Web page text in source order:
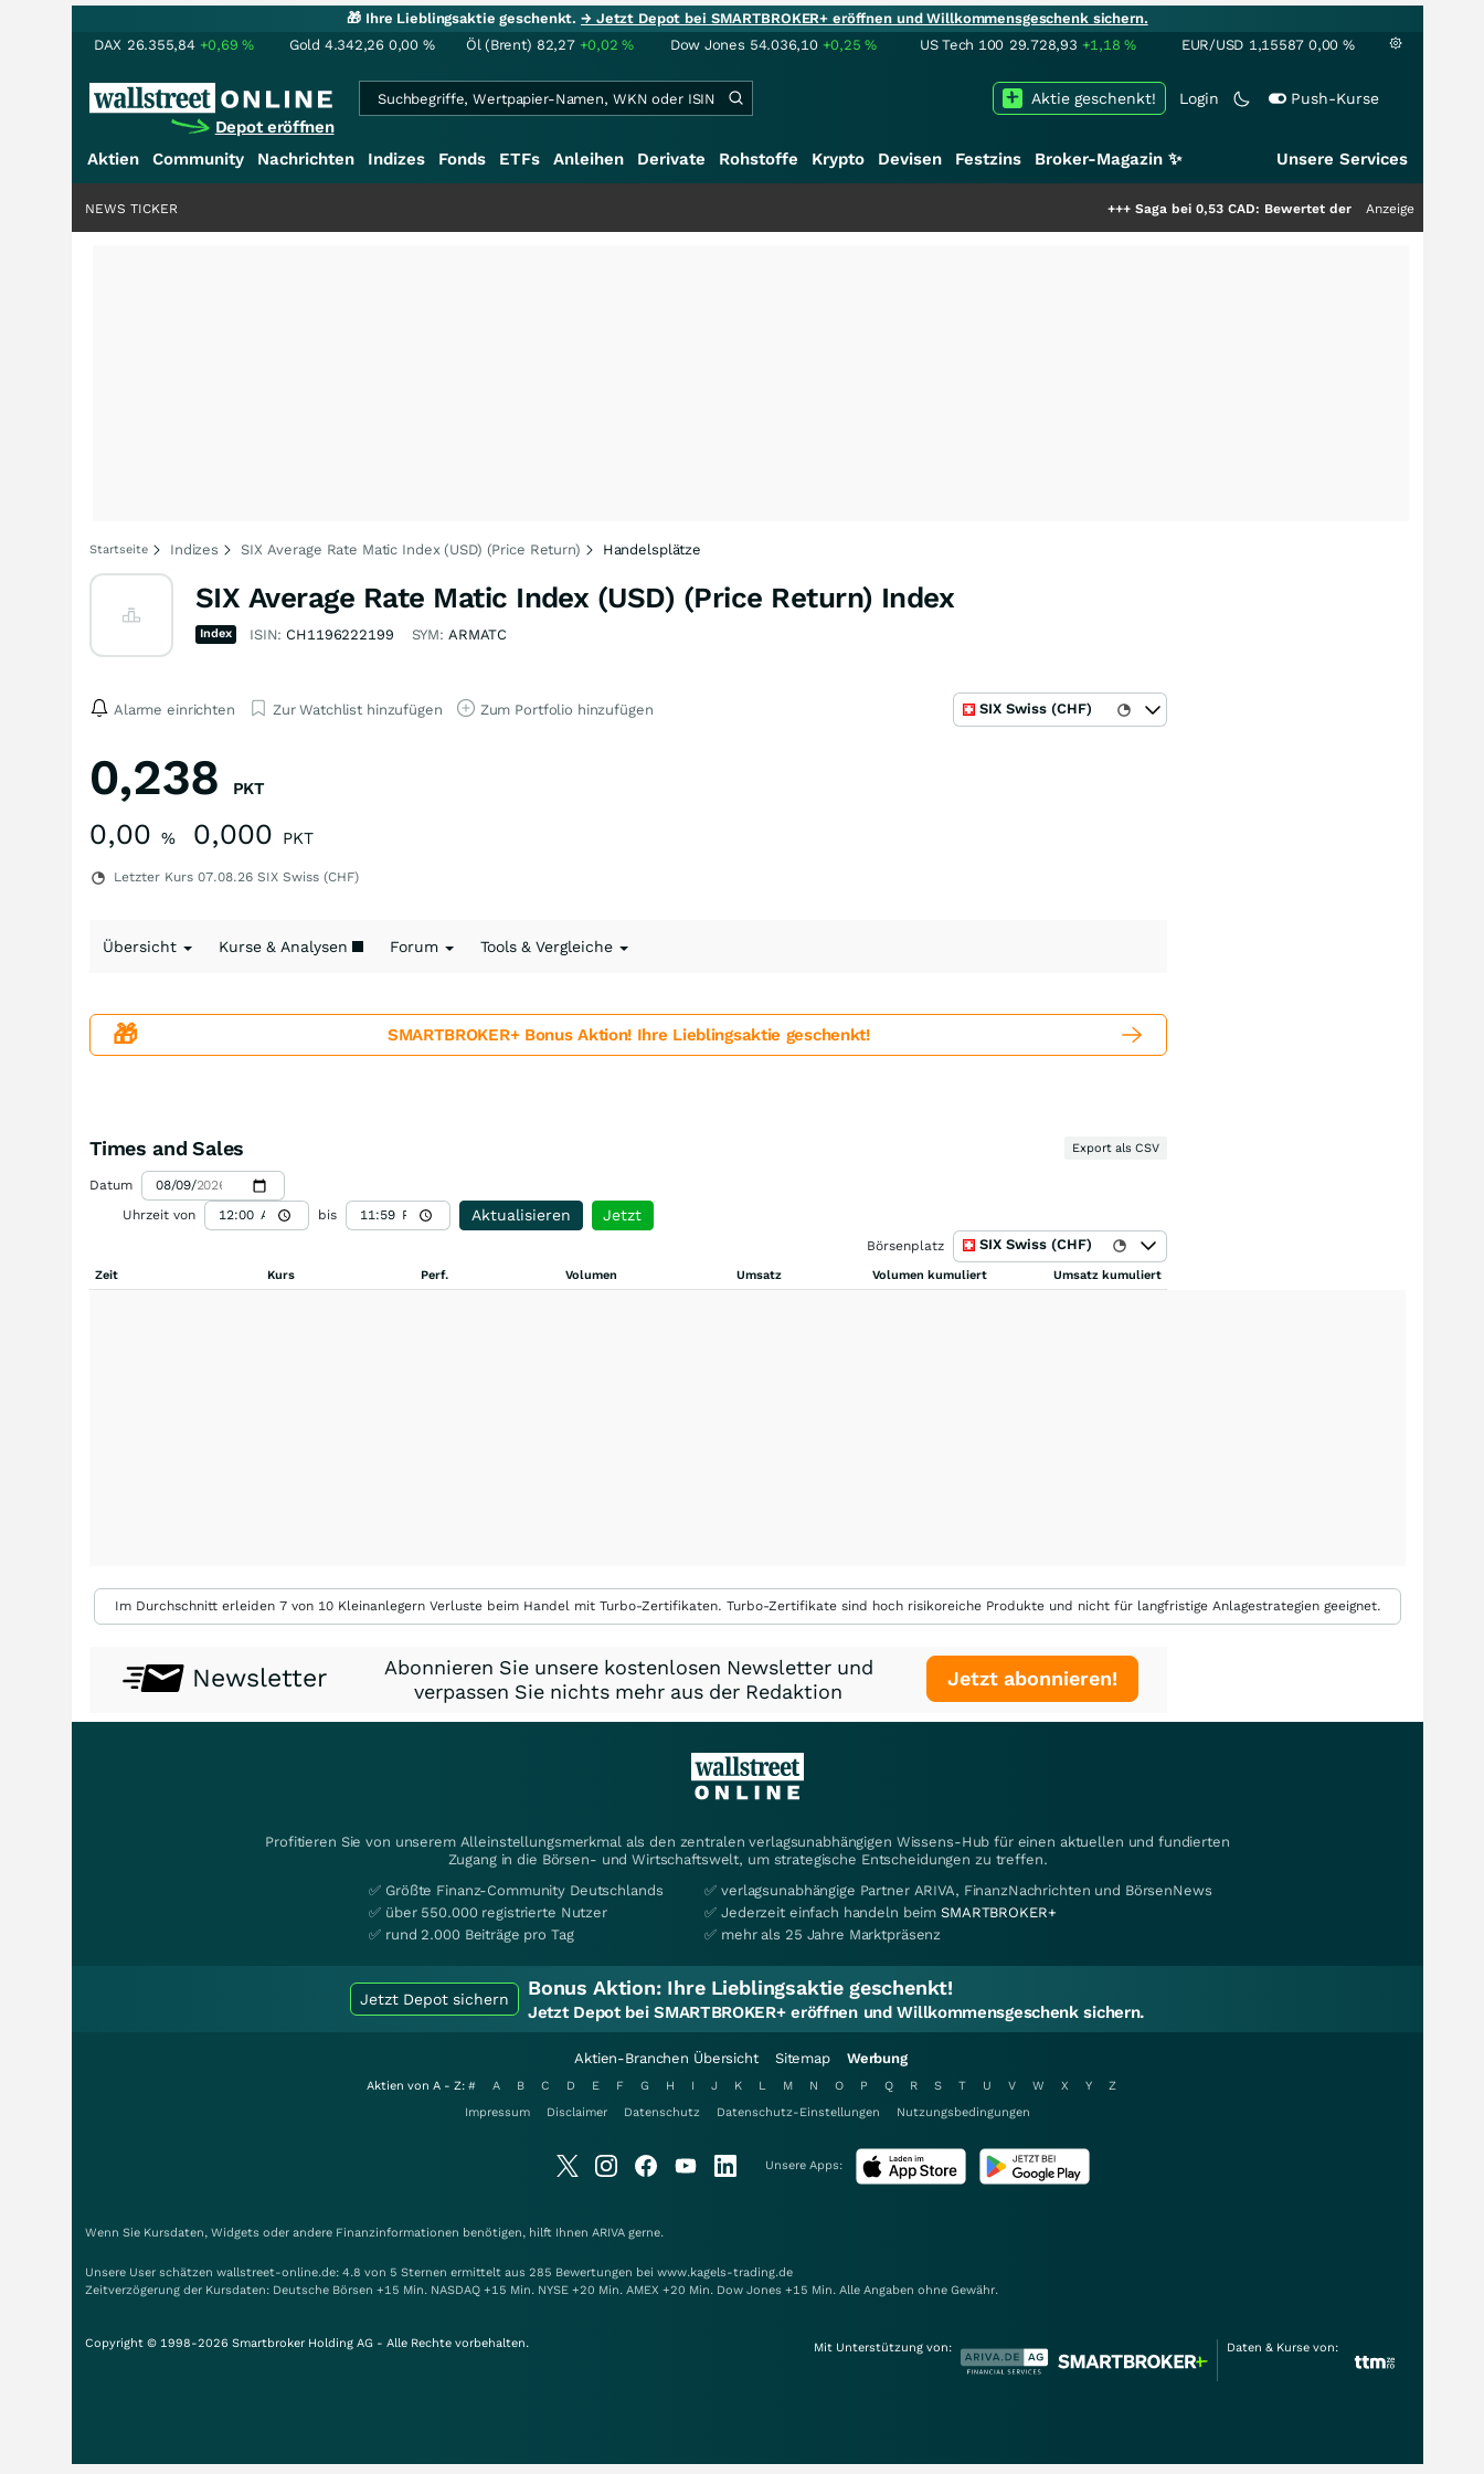
🎁 Ihre Lieblingsaktie geschenkt.→ Jetzt Depot bei SMARTBROKER+ eröffnen und Willkommensgeschenk sichern.
DAX 26.355,84 +0,69% Gold 4.342,26 0,00 % Öl (Brent) 82,27 +0,02% Dow Jones 54.036,10 +0,25% US Tech 100 29.728,93 +1,18% EUR/USD 1,15587 0,00 %
Depot eröffnen
Login Push-Kurse
Aktie geschenkt!
Aktien Community Nachrichten Indizes Fonds ETFs Anleihen Derivate Rohstoffe Krypto Devisen Festzins Broker-Magazin ✨ Unsere Services
Saga bei 0,53 CAD: Bewertet der Markt noch immer nur
Anzeige
NEWS TICKER
Startseite Indizes SIX Average Rate Matic Index (USD) (Price Return) Handelsplätze
SIX Average Rate Matic Index (USD) (Price Return) Index
Index ISIN: CH1196222199 SYM: ARMATC
Alarme einrichten Zur Watchlist hinzufügen Zum Portfolio hinzufügen SIX Swiss (CHF)
0,238 PKT
0,00 % 0,000 PKT
Letzter Kurs 07.08.26 SIX Swiss (CHF)
Übersicht Kurse & Analysen Forum Tools & Vergleiche
🎁 SMARTBROKER+ Bonus Aktion! Ihre Lieblingsaktie geschenkt!
Times and Sales Export als CSV
Datum
Uhrzeit von
bis Aktualisieren Jetzt
Börsenplatz SIX Swiss (CHF)
Zeit Kurs Perf. Volumen Umsatz Volumen kumuliert Umsatz kumuliert
Im Durchschnitt erleiden 7 von 10 Kleinanlegern Verluste beim Handel mit Turbo-Zertifikaten. Turbo-Zertifikate sind hoch risikoreiche Produkte und nicht für langfristige Anlagestrategien geeignet.
Newsletter
Abonnieren Sie unsere kostenlosen Newsletter und
verpassen Sie nichts mehr aus der Redaktion
Jetzt abonnieren!
Profitieren Sie von unserem Alleinstellungsmerkmal als den zentralen verlagsunabhängigen Wissens-Hub für einen aktuellen und fundierten
Zugang in die Börsen- und Wirtschaftswelt, um strategische Entscheidungen zu treffen.
✅ Größte Finanz-Community Deutschlands
✅ über 550.000 registrierte Nutzer
✅ rund 2.000 Beiträge pro Tag
✅ verlagsunabhängige Partner ARIVA, FinanzNachrichten und BörsenNews
✅ Jederzeit einfach handeln beimSMARTBROKER+
✅ mehr als 25 Jahre Marktpräsenz
Jetzt Depot sichern Bonus Aktion: Ihre Lieblingsaktie geschenkt!
Jetzt Depot bei SMARTBROKER+ eröffnen und Willkommensgeschenk sichern.
Aktien-Branchen Übersicht Sitemap Werbung
Aktien von A - Z: # A B C D E F G H I J K L M N O P Q R S T U V W X Y
Z
Impressum
Disclaimer Datenschutz Datenschutz-Einstellungen Nutzungsbedingungen
Unsere Apps:
Wenn Sie Kursdaten, Widgets oder andere Finanzinformationen benötigen, hilft Ihnen ARIVA gerne.
Unsere User schätzen wallstreet-online.de: 4.8 von 5 Sternen ermittelt aus 285 Bewertungen bei www.kagels-trading.de
Zeitverzögerung der Kursdaten: Deutsche Börsen +15 Min. NASDAQ +15 Min. NYSE +20 Min. AMEX +20 Min. Dow Jones +15 Min. Alle Angaben ohne Gewähr.
Copyright © 1998-2026 Smartbroker Holding AG - Alle Rechte vorbehalten. Mit Unterstützung von: Daten & Kurse von: